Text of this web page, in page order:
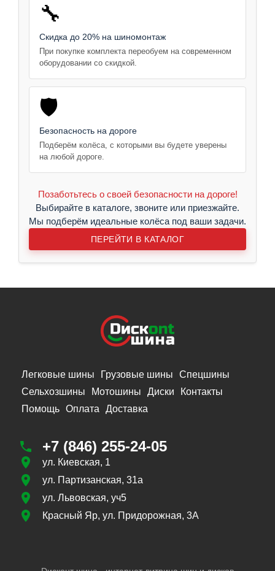
🔧
Скидка до 20% на шиномонтаж
При покупке комплекта переобуем на современном
оборудовании со скидкой.
🛡️
Безопасность на дороге
Подберём колёса, с которыми вы будете уверены
на любой дороге.
Позаботьтесь о своей безопасности на дороге!
Выбирайте в каталоге, звоните или приезжайте.
Мы подберём идеальные колёса под ваши задачи.
ПЕРЕЙТИ В КАТАЛОГ
Легковые шины Грузовые шины
Спецшины
Сельхозшины
Мотошины Диски
Контакты
Помощь Оплата Доставка
+7 (846) 255-24-05
ул. Киевская, 1
ул. Партизанская, 31а
ул. Львовская, уч5
Красный Яр, ул. Придорожная, 3А